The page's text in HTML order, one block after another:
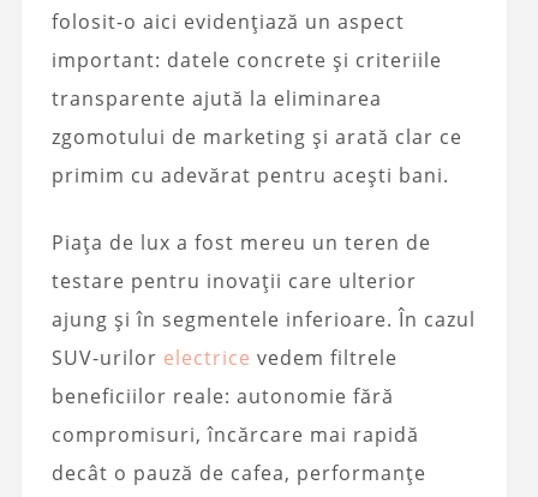
folosit-o aici evidențiază un aspect
important: datele concrete și criteriile
transparente ajută la eliminarea
zgomotului de marketing și arată clar ce
primim cu adevărat pentru acești bani.
Piața de lux a fost mereu un teren de
testare pentru inovații care ulterior
ajung și în segmentele inferioare. În cazul
SUV-urilor electrice vedem filtrele
beneficiilor reale: autonomie fără
compromisuri, încărcare mai rapidă
decât o pauză de cafea, performanțe